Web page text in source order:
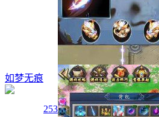
如梦无痕
253